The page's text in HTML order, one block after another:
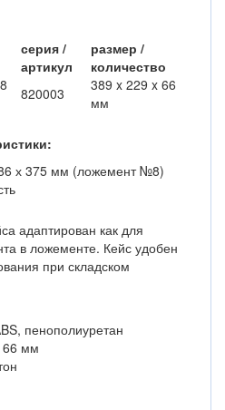
серия /
артикул
размер /
количество
820003
389 x 229 x 66
мм
х 375 мм (ложемент №8)
адаптирован как для
в ложементе. Кейс удобен
при складском
пенополиуретан
66 мм